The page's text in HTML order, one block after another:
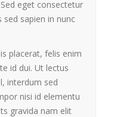
eget consectetur
sed sapien in nunc
placerat, felis enim
id dui. Ut lectus
interdum sed
nisi id elementu
gravida nam elit